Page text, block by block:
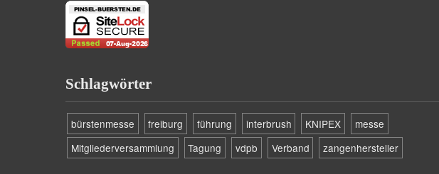
Schlagwörter
bürstenmesse freiburg führung interbrush KNIPEX
messe
Mitgliederversammlung
Tagung vdpb Verband zangenhersteller